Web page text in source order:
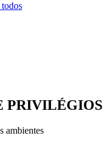
PRIVILÉGIOS
ambientes